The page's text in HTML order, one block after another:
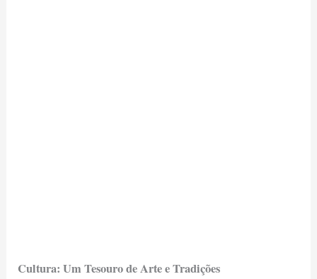
Cultura: Um Tesouro de Arte e Tradições